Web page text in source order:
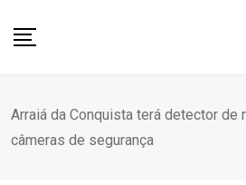
Arraiá da Conquista terá detector de
câmeras de segurança